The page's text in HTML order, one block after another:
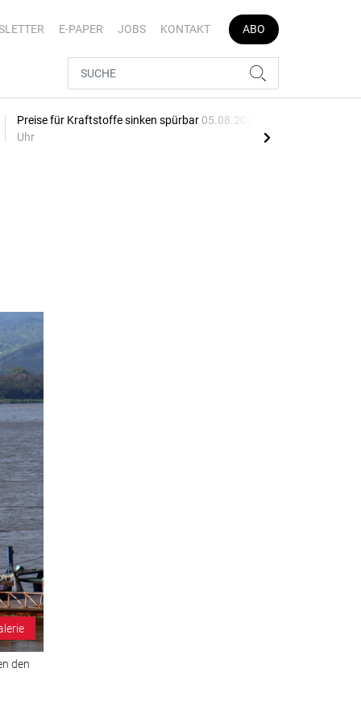
E-PAPER JOBS KONTAKT ABO
Preise für Kraftstoffe sinken spürbar 05.08.2026, 16:04
Uhr
den